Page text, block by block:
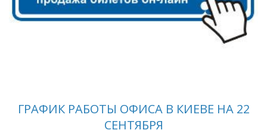
ГРАФИК РАБОТЫ ОФИСА В КИЕВЕ НА 22
СЕНТЯБРЯ